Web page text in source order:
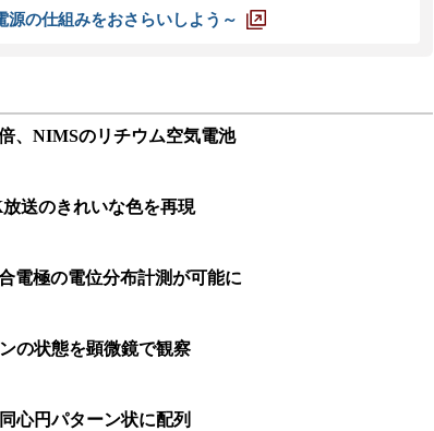
の仕組みをおさらいしよう～
、NIMSのリチウム空気電池
送のきれいな色を再現
電極の電位分布計測が可能に
の状態を顕微鏡で観察
心円パターン状に配列